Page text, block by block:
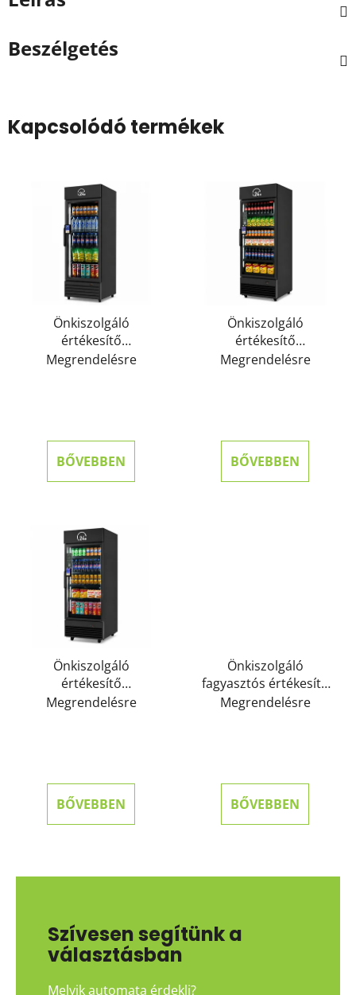
Beszélgetés
Kapcsolódó termékek
Önkiszolgáló
értékesítő
hűtőszekrény MINI
Megrendelésre
BŐVEBBEN
Önkiszolgáló
értékesítő
hűtőszekrény PRO
Megrendelésre
BŐVEBBEN
Önkiszolgáló
értékesítő
hűtőszekrény PLUS
Megrendelésre
BŐVEBBEN
Önkiszolgáló
fagyasztós értékesítő
hűtőszekrény FREEZER
Megrendelésre
BŐVEBBEN
Szívesen segítünk a
választásban
Melyik automata érdekli?